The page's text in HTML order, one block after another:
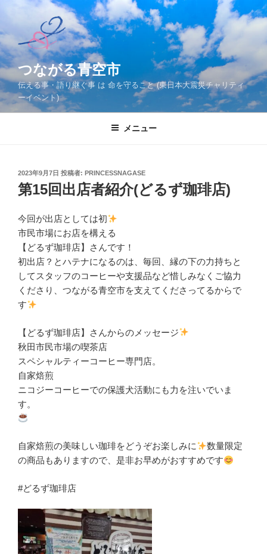
テ
ン
ツ
へ
ス
キ
つながる青空市
伝える事・語り継ぐ事 は 命を守ること (東日本大震災チャリティ
ーイベント)
メニュー
投
稿
日:
2023年9月7日 投稿者: PRINCESSNAGASE
第15回出店者紹介(どるず珈琲店)
今回が出店としては初
市民市場にお店を構える
【どるず珈琲店】さんです！
初出店？とハテナになるのは、毎回、縁の下の力持ちと
してスタッフのコーヒーや支援品など惜しみなくご協力
くださり、つながる青空市を支えてくださってるからで
す
【どるず珈琲店】さんからのメッセージ
秋田市民市場の喫茶店
スペシャルティーコーヒー専門店。
自家焙煎
ニコジーコーヒーでの保護犬活動にも力を注いでいま
す。
自家焙煎の美味しい珈琲をどうぞお楽しみに
数量限定
の商品もありますので、是非お早めがおすすめです
#どるず珈琲店